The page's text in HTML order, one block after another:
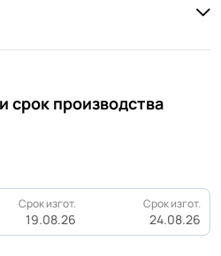
срок производства
Срок изгот.
19.08.26
Срок изгот.
24.08.26